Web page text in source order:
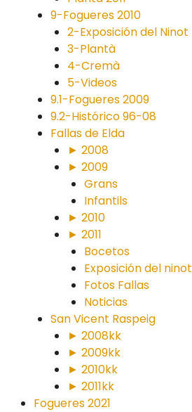
9-Fogueres 2010
2-Exposición del Ninot
3-Plantà
4-Cremà
5-Videos
9.1-Fogueres 2009
9.2-Histórico 96-08
Fallas de Elda
► 2008
► 2009
Grans
Infantils
► 2010
► 2011
Bocetos
Exposición del ninot
Fotos Fallas
Noticias
San Vicent Raspeig
► 2008kk
► 2009kk
► 2010kk
► 2011kk
Fogueres 2021